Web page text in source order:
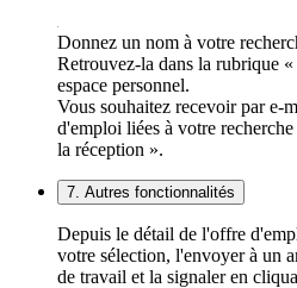
Donnez un nom à votre
Retrouvez-la dans la rubrique
espace personnel.
Vous souhaitez recevoir par e-
d'emploi liées à votre
la réception ».
7. Autres fonctionnalités
Depuis le détail de l'offre
votre sélection, l'envoyer à un
de travail et la signaler en